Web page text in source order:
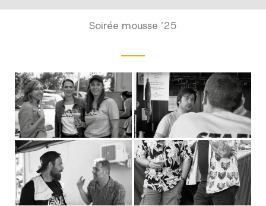
Soirée mousse ’25